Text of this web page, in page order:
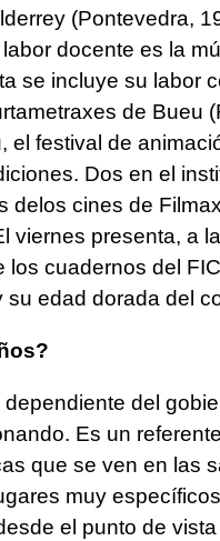
(Pontevedra,
docente es la
se incluye su labor
de Bueu
el festival de
Dos en el
delos cines de
viernes presenta, a
los cuadernos del
su edad dorada del
del
Es un
que se ven en las
muy
el punto de